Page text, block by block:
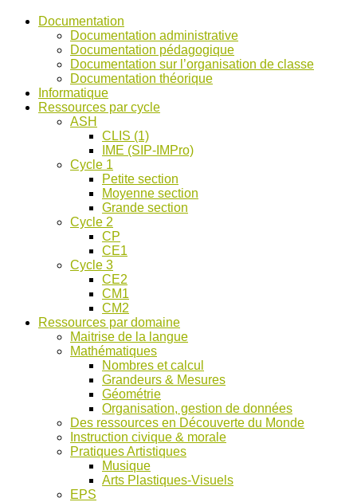
Bancs
d’Ecole
pour
discussions
Documentation
Documentation administrative
Documentation pédagogique
Documentation sur l’organisation de classe
Documentation théorique
Informatique
Ressources par cycle
ASH
CLIS (1)
IME (SIP-IMPro)
Cycle 1
Petite section
Moyenne section
Grande section
Cycle 2
CP
CE1
Cycle 3
CE2
CM1
CM2
Ressources par domaine
Maitrise de la langue
Mathématiques
Nombres et calcul
Grandeurs & Mesures
Géométrie
Organisation, gestion de données
Des ressources en Découverte du Monde
Instruction civique & morale
Pratiques Artistiques
Musique
Arts Plastiques-Visuels
EPS